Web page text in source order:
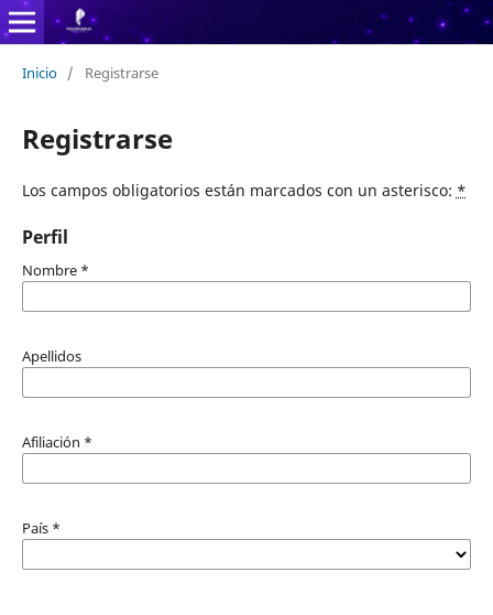
Inicio / Registrarse
Registrarse
Los campos obligatorios están marcados con un asterisco: *
Perfil
Nombre *
Apellidos
Afiliación *
País *